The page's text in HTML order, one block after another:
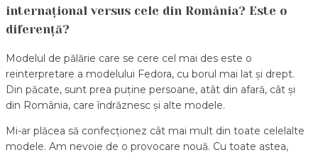
internațional versus cele din România? Este o
diferență?
Modelul de pălărie care se cere cel mai des este o
reinterpretare a modelului Fedora, cu borul mai lat și drept.
Din păcate, sunt prea puține persoane, atât din afară, cât și
din România, care îndrăznesc și alte modele.
Mi-ar plăcea să confecționez cât mai mult din toate celelalte
modele. Am nevoie de o provocare nouă. Cu toate astea,